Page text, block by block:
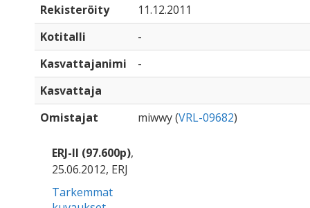
Rekisteröity
11.12.2011
Kotitalli
-
Kasvattajanimi
-
Kasvattaja
Omistajat
miwwy (VRL-09682)
ERJ-II (97.600p),
25.06.2012, ERJ
Tarkemmat